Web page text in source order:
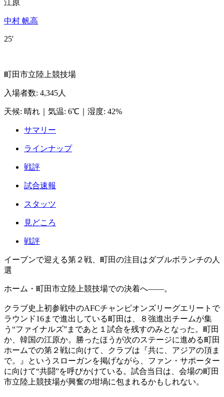
江原
中村 帆高
25'
町田市立陸上競技場
入場者数: 4,345人
天候: 晴れ 気温: 6℃ 湿度: 42%
サマリー
ラインナップ
戦評
試合速報
スタッツ
見どころ
戦評
イーブンで迎える第２戦、町田の注目はダブルボランチの人
選
ホーム・町田市立陸上競技場での決着へ――。
クラブ史上初参戦中のAFCチャンピオンズリーグエリートで
ラウンド16まで進出している町田は、８強進出チームが集
う“ファイナルズ”まであと１試合を残すのみとなった。町田
か、韓国の江原か。勝ったほうが次のステージに進める町田
ホームでの第２戦に向けて、クラブは『共に、アジアの頂ま
で。』というスローガンを掲げながら、ファン・サポーター
に向けて“共闘”を呼びかけている。試合当日は、会場の町田
市立陸上競技場が興奮の坩堝に包まれるかもしれない。